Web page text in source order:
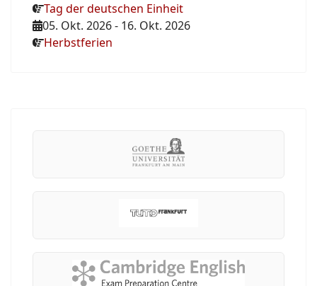
Tag der deutschen Einheit
05. Okt. 2026- 16. Okt. 2026
Herbstferien